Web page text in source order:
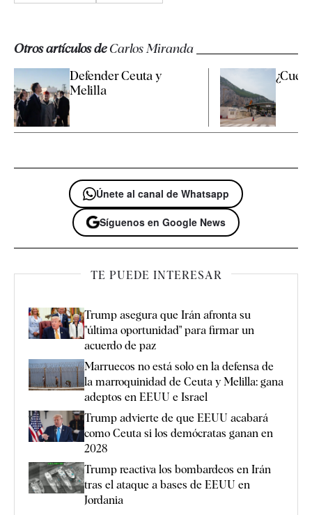
Otros artículos deCarlos Miranda
Defender Ceuta y
Melilla
Únete al canal de Whatsapp
Síguenos en Google News
TE PUEDE INTERESAR
Trump asegura que Irán afronta su
"última oportunidad" para firmar un
acuerdo de paz
Marruecos no está solo en la defensa de
la marroquinidad de Ceuta y Melilla: gana
adeptos en EEUU e Israel
Trump advierte de que EEUU acabará
como Ceuta si los demócratas ganan en
2028
Trump reactiva los bombardeos en Irán
tras el ataque a bases de EEUU en
Jordania